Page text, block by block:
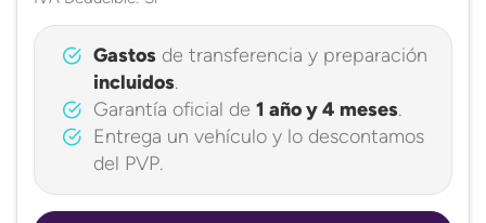
Gastosde transferencia y preparación
incluidos.
Garantía oficial de 1 año y 4 meses.
Entrega un vehículo y lo descontamos
del PVP.